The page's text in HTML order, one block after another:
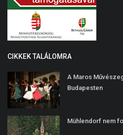
CIKKEK TALÁLOMRA
A Maros
Budapesten
Mühlendorf nem